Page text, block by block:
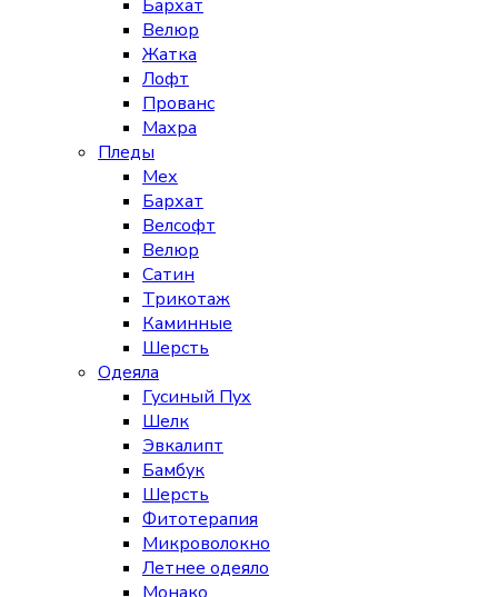
Бархат
Велюр
Жатка
Лофт
Прованс
Махра
Пледы
Мех
Бархат
Велсофт
Велюр
Сатин
Трикотаж
Каминные
Шерсть
Одеяла
Гусиный Пух
Шелк
Эвкалипт
Бамбук
Шерсть
Фитотерапия
Микроволокно
Летнее одеяло